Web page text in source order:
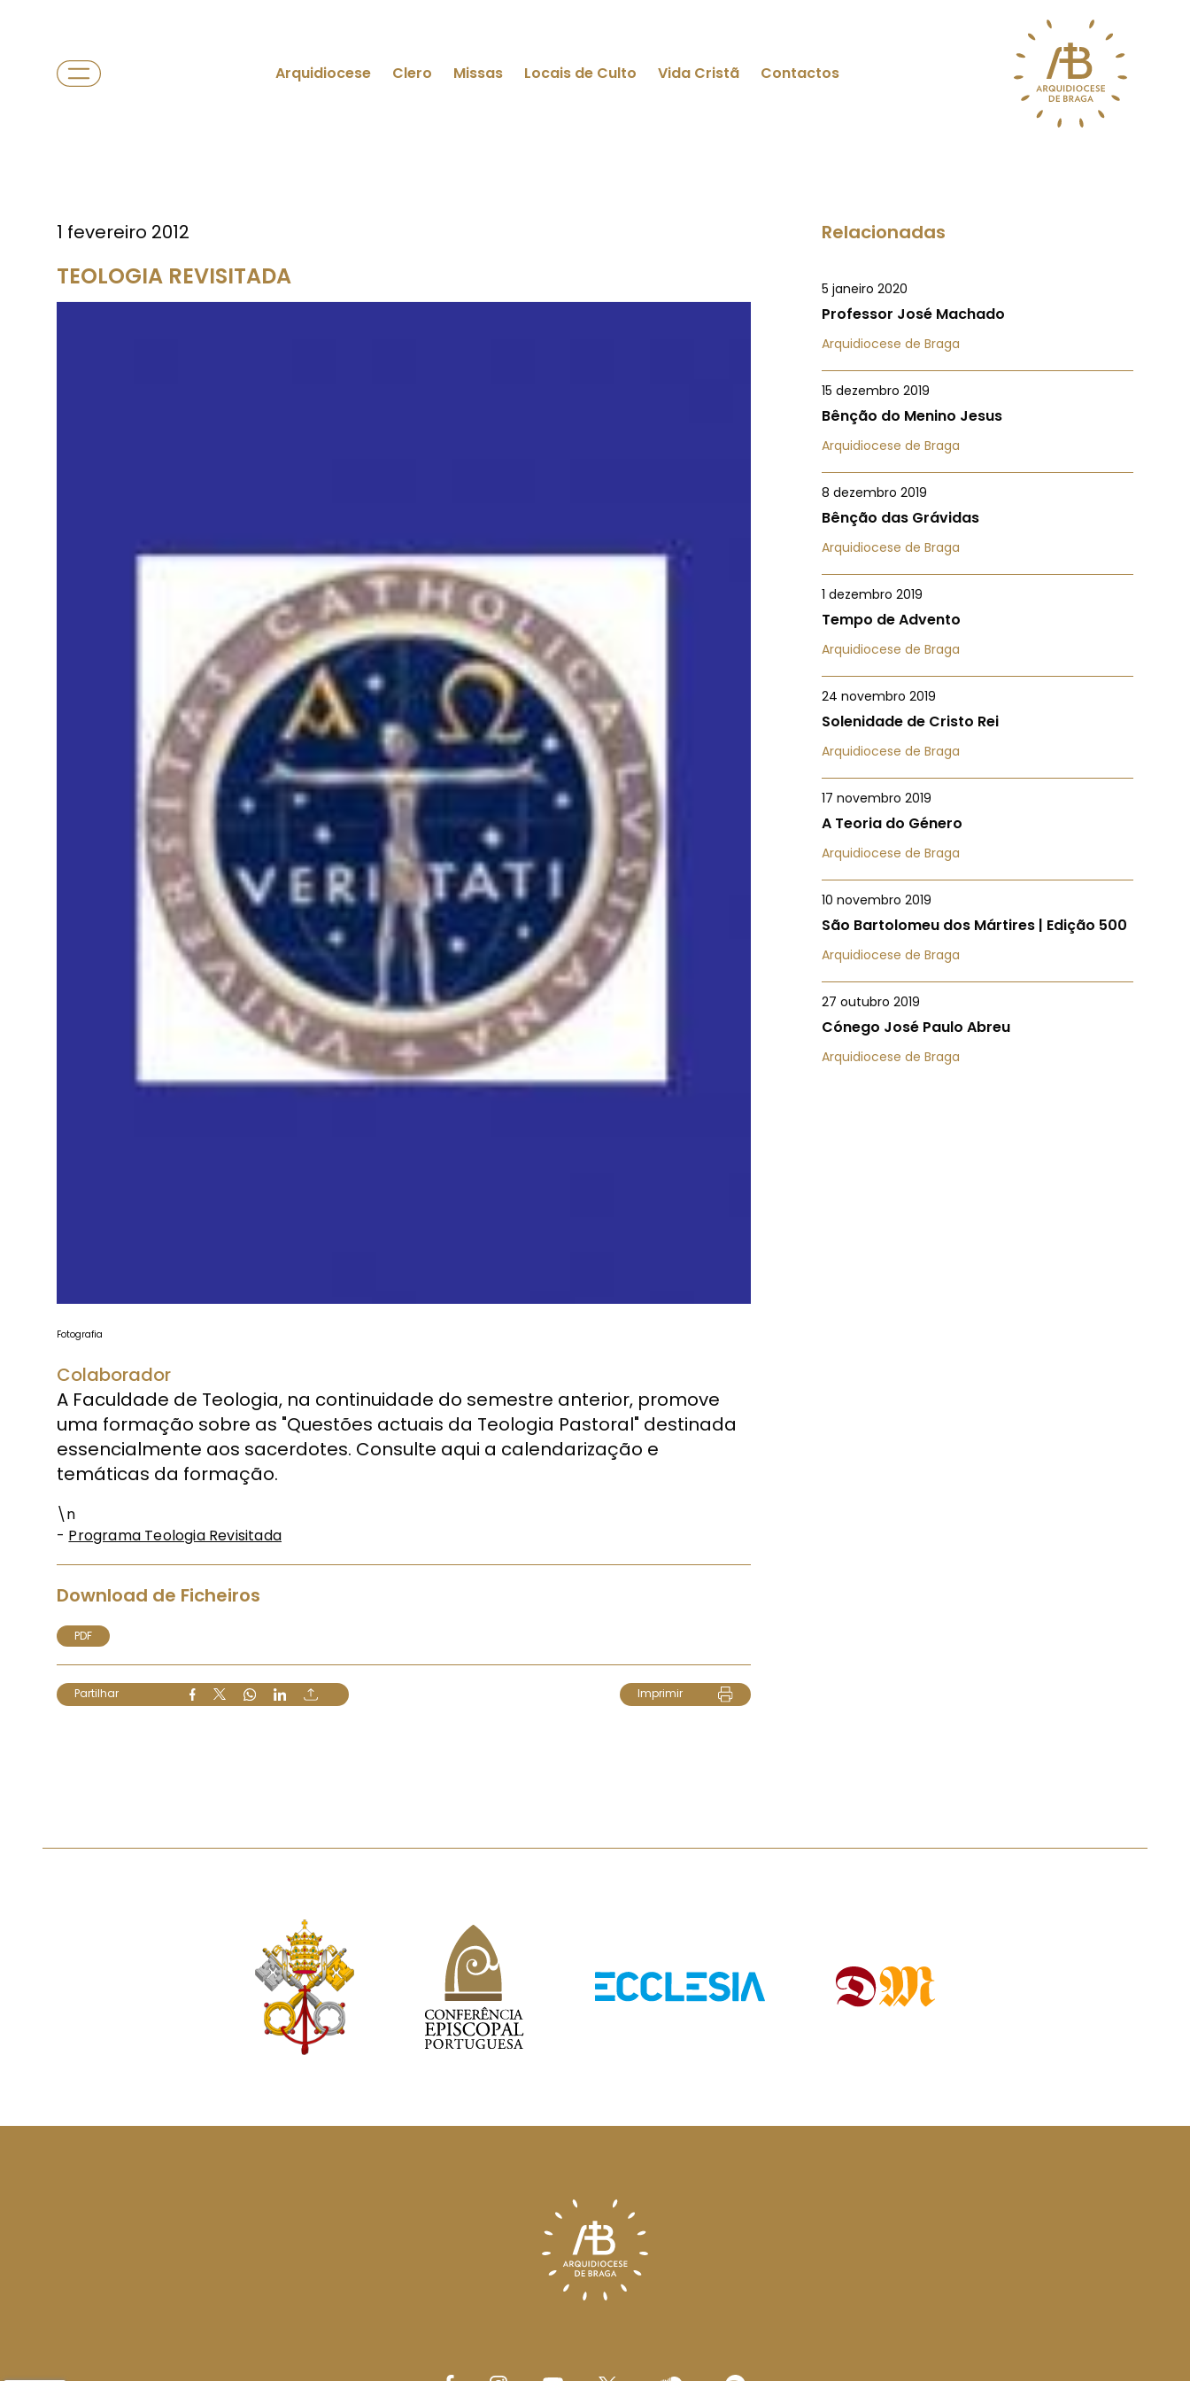
Arquidiocese Clero Missas Locais de Culto Vida Cristã Contactos
1 fevereiro 2012
TEOLOGIA REVISITADA
Fotografia
Colaborador
A Faculdade de Teologia, na continuidade do semestre anterior, promove
uma formação sobre as "Questões actuais da Teologia Pastoral" destinada
essencialmente aos sacerdotes. Consulte aqui a calendarização e
temáticas da formação.
\n
- Programa Teologia Revisitada
Download de Ficheiros
PDF
Partilhar Imprimir
Relacionadas
5 janeiro 2020
Professor José Machado
Arquidiocese de Braga
15 dezembro 2019
Bênção do Menino Jesus
Arquidiocese de Braga
8 dezembro 2019
Bênção das Grávidas
Arquidiocese de Braga
1 dezembro 2019
Tempo de Advento
Arquidiocese de Braga
24 novembro 2019
Solenidade de Cristo Rei
Arquidiocese de Braga
17 novembro 2019
A Teoria do Género
Arquidiocese de Braga
10 novembro 2019
São Bartolomeu dos Mártires | Edição 500
Arquidiocese de Braga
27 outubro 2019
Cónego José Paulo Abreu
Arquidiocese de Braga